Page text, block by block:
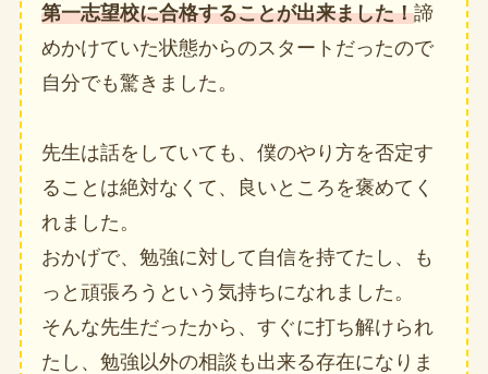
第一志望校に合格することが出来ました！諦
めかけていた状態からのスタートだったので
自分でも驚きました。
先生は話をしていても、僕のやり方を否定す
ることは絶対なくて、良いところを褒めてく
れました。
おかげで、勉強に対して自信を持てたし、も
っと頑張ろうという気持ちになれました。
そんな先生だったから、すぐに打ち解けられ
たし、勉強以外の相談も出来る存在になりま